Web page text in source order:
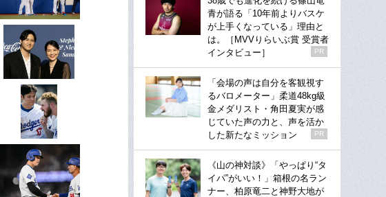
青が語る「10年前よりバスケ
が上手くなっている」理由と
は。［MVVりらいぶ賞 受賞者
インタビュー］
PR
「会場の声は自分を客観視す
るバロメーター」柔道48kg級
金メダリスト・角田夏実が感
じていた声の力と、声を活か
した新たなミッション
PR
《山の神対談》「やっぱり“タ
イパ”がいい！」箱根の名ラン
ナー、柏原竜二と神野大地が